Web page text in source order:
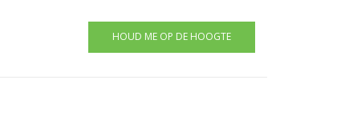
HOUD ME OP DE HOOGTE